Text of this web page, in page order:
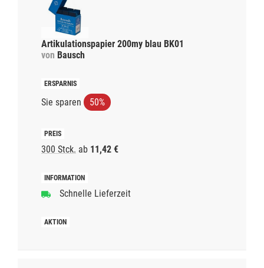
Artikulationspapier 200my blau BK01
von Bausch
Sie sparen 50%
300 Stck. ab 11,42 €
Schnelle Lieferzeit